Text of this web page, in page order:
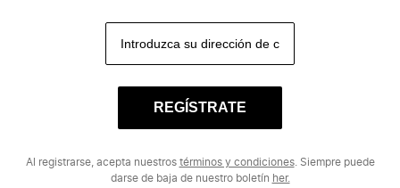
REGÍSTRATE
Al registrarse, acepta nuestros términos y condiciones. Siempre puede
darse de baja de nuestro boletín her.